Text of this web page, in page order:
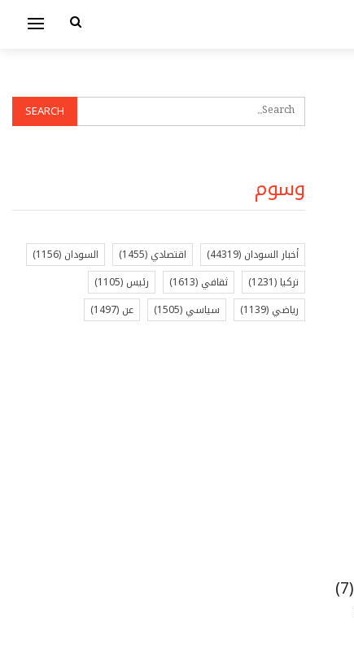
دنقلا 20-5-2021 (سونا) – أصدرت والي الولاية الشمالية البروفسير آمال محمد عز الدين المرسوم الولائي رقم (7)
وسوم
أخبار السودان (44319) اقتصادي (1455) السودان (1156)
تركيا (1231) ثقافي (1613) رئيس (1105)
رياضي (1139) سياسي (1505) عن (1497)